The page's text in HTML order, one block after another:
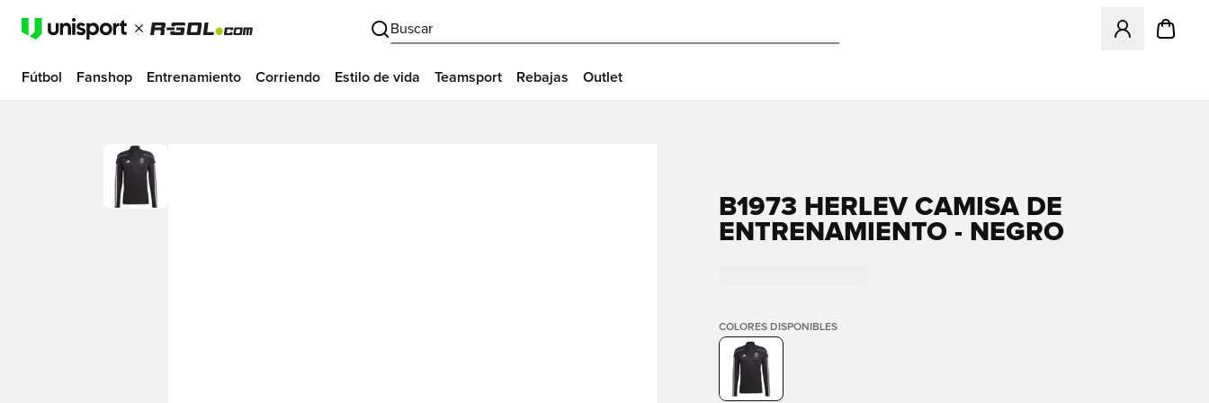
Buscar
Abre un modal
Fútbol Fanshop Entrenamiento Corriendo Estilo de vida Teamsport Rebajas Outlet
B1973 HERLEV CAMISA DE
ENTRENAMIENTO - NEGRO
COLORES DISPONIBLES